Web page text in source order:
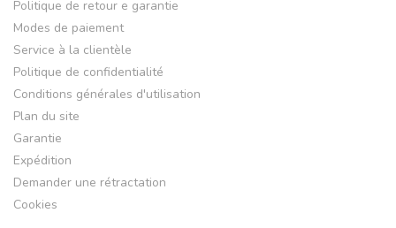
Politique de retour e garantie
Modes de paiement
Service à la clientèle
Politique de confidentialité
Conditions générales d'utilisation
Plan du site
Garantie
Expédition
Demander une rétractation
Cookies